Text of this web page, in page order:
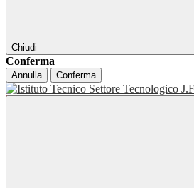
Chiudi
Conferma
Annulla Conferma